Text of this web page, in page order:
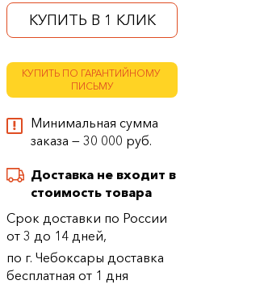
КУПИТЬ В 1 КЛИК
КУПИТЬ ПО ГАРАНТИЙНОМУ
ПИСЬМУ
Минимальная сумма
заказа — 30 000 руб.
Доставка не входит в
стоимость товара
Срок доставки по России
от 3 до 14 дней,
по г. Чебоксары доставка
бесплатная от 1 дня